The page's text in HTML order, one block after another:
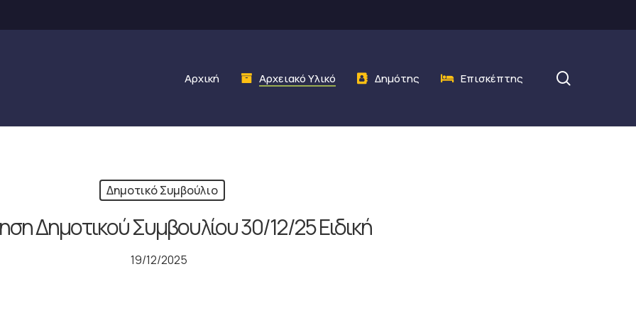
Αρχική Αρχειακό Υλικό Δημότης Επισκέπτης
Δημοτικό Συμβούλιο
Δημοτικού Συμβουλίου 30/12/25 Ειδική
19/12/2025